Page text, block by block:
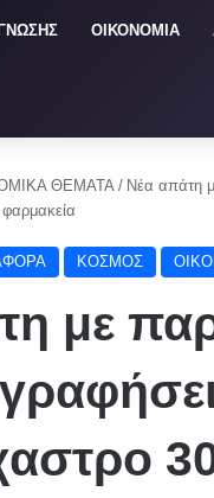
ΟΙΚΟΝΟΜΙΑ
ΘΕΜΑΤΑ / Νέα απάτη
ΚΟΣΜΟΣ
με
30